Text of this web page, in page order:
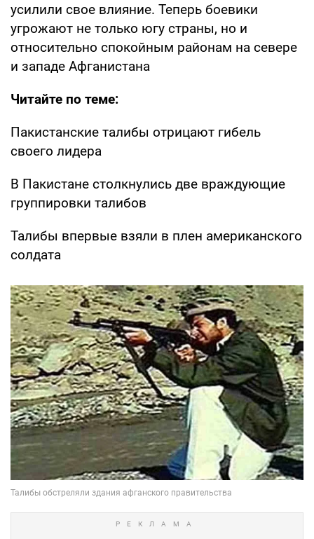
усилили свое влияние. Теперь боевики
угрожают не только югу страны, но и
относительно спокойным районам на севере
и западе Афганистана
Читайте по теме:
Пакистанские талибы отрицают гибель
своего лидера
В Пакистане столкнулись две враждующие
группировки талибов
Талибы впервые взяли в плен американского
солдата